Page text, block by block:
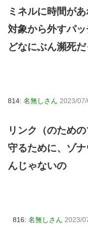
ミネルに時間が
対象から外すパ
どなにぶん瀕死
814: 名無しさん 2023/
リンク（のため
守るために、ゾ
んじゃないの
816: 名無しさん 2023/